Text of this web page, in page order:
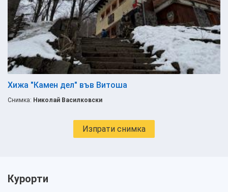
Хижа "Камен дел" във Витоша
Снимка: Николай Василковски
Изпрати снимка
Курорти